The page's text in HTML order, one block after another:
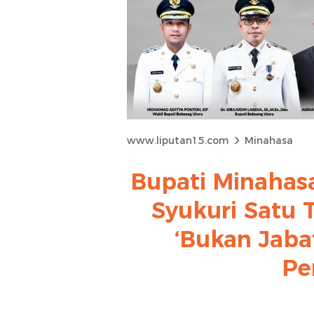
www.liputan15.com Minahasa
Bupati
Syukuri Satu
‘Bukan